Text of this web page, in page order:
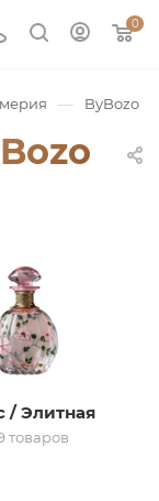
0
— ByBozo
/ Элитная
товаров